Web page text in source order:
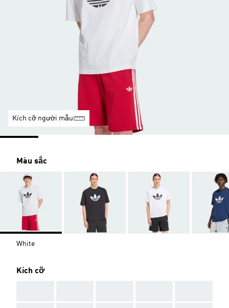
Kích cỡ người mẫu
Màu sắc
White
Kích cỡ